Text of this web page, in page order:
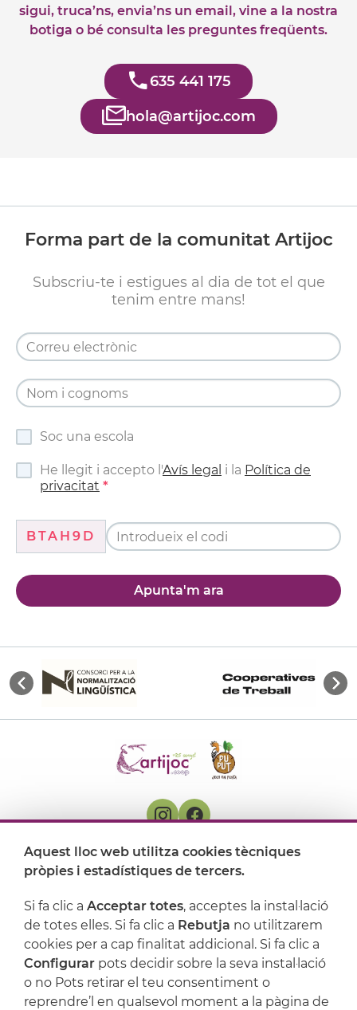
sigui, truca’ns, envia’ns un email, vine a la nostra
botiga o bé consulta les preguntes freqüents.
635 441 175
hola@artijoc.com
Forma part de la comunitat Artijoc
Subscriu-te i estigues al dia de tot el que
tenim entre mans!
Soc una escola
He llegit i accepto l'Avís legal i la Política de
privacitat
BTAH9D
Apunta'm ara
On ens trobem
Suport
Aquest lloc web utilitza cookies tècniques
pròpies i estadístiques de tercers.
Si fa clic a Acceptar totes, acceptes la instal·lació
de totes elles. Si fa clic a Rebutja no utilitzarem
cookies per a cap finalitat addicional. Si fa clic a
Configurar pots decidir sobre la seva instal·lació
o no Pots retirar el teu consentiment o
reprendre’l en qualsevol moment a la pàgina de